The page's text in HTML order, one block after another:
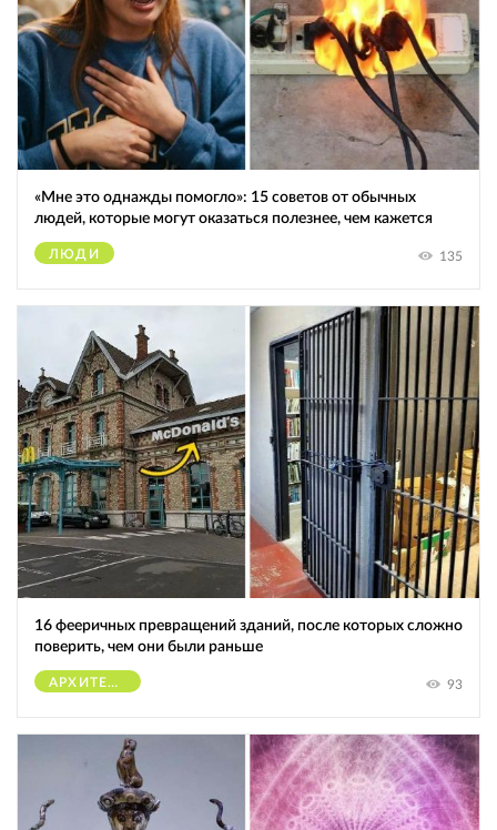
«Мне это однажды помогло»: 15 советов от обычных
людей, которые могут оказаться полезнее, чем кажется
ЛЮДИ 135
16 фееричных превращений зданий, после которых сложно
поверить, чем они были раньше
АРХИТЕКТУРА 93